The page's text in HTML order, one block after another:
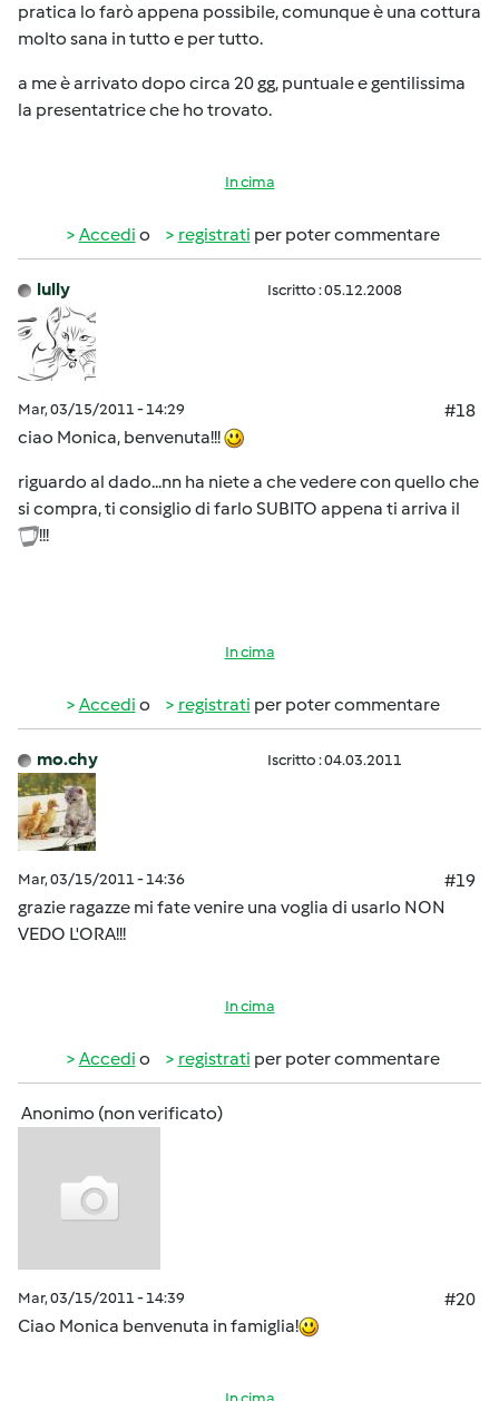
pratica lo farò appena possibile, comunque è una cottura
molto sana in tutto e per tutto.
a me è arrivato dopo circa 20 gg, puntuale e gentilissima
la presentatrice che ho trovato.
In cima
Accedi o registrati per poter commentare
lully Iscritto : 05.12.2008
Mar, 03/15/2011 - 14:29
#18
ciao Monica, benvenuta!!!
riguardo al dado...nn ha niete a che vedere con quello che
si compra, ti consiglio di farlo SUBITO appena ti arriva il
!!!
In cima
Accedi o registrati per poter commentare
mo.chy Iscritto : 04.03.2011
Mar, 03/15/2011 - 14:36
#19
grazie ragazze mi fate venire una voglia di usarlo NON
VEDO L'ORA!!!
In cima
Accedi o registrati per poter commentare
Anonimo (non verificato)
Mar, 03/15/2011 - 14:39
#20
Ciao Monica benvenuta in famiglia!